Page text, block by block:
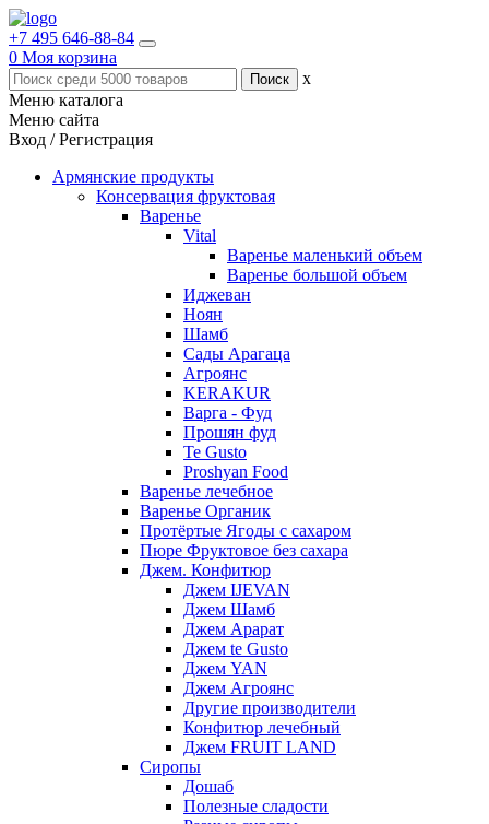
+7 495 646-88-84
0 Моя корзина
x
Меню каталога
Меню сайта
Вход / Регистрация
Армянские продукты
Консервация фруктовая
Варенье
Vital
Варенье маленький объем
Варенье большой объем
Иджеван
Ноян
Шамб
Сады Арагаца
Агроянс
KERAKUR
Варга - Фуд
Прошян фуд
Te Gusto
Proshyan Food
Варенье лечебное
Варенье Органик
Протёртые Ягоды с сахаром
Пюре Фруктовое без сахара
Джем. Конфитюр
Джем IJEVAN
Джем Шамб
Джем Арарат
Джем te Gusto
Джем YAN
Джем Агроянс
Другие производители
Конфитюр лечебный
Джем FRUIT LAND
Сиропы
Дошаб
Полезные сладости